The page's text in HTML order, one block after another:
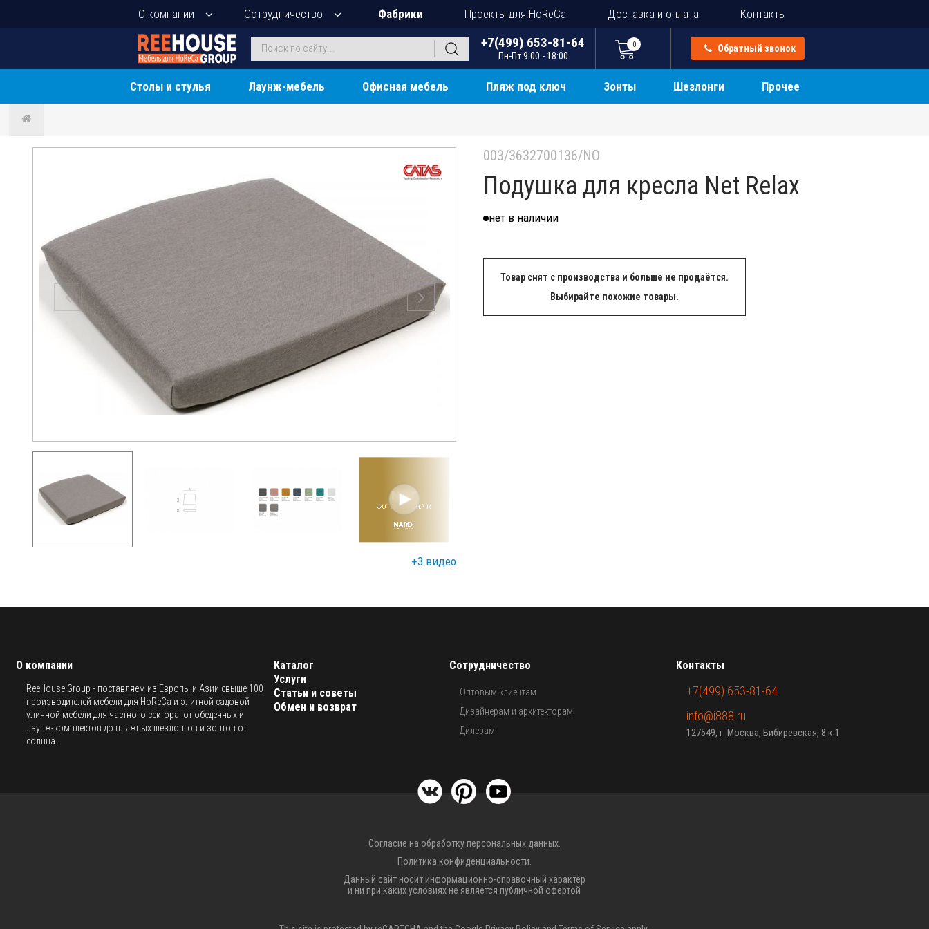
О компании Сотрудничество Фабрики Проекты для HoReCa Доставка и оплата Контакты
+7(499) 653-81-64
Пн-Пт 9:00 - 18:00
0 Обратный звонок
Столы и стулья Лаунж-мебель Офисная мебель Пляж под ключ Зонты Шезлонги Прочее
+3 видео
003/3632700136/NO
Подушка для кресла Net Relax
нет в наличии
Товар снят с производства и больше не продаётся.
Выбирайте похожие товары.
О компании
ReeHouse Group - поставляем из Европы и Азии свыше 100
производителей мебели для HoReCa и элитной садовой
уличной мебели для частного сектора: от обеденных и
лаунж-комплектов до пляжных шезлонгов и зонтов от
солнца.
Каталог
Услуги
Статьи и советы
Обмен и возврат
Сотрудничество
Оптовым клиентам
Дизайнерам и архитекторам
Дилерам
Контакты
+7(499) 653-81-64
info@i888.ru
127549, г. Москва, Бибиревская, 8 к.1
Согласие на обработку персональных данных.
Политика конфиденциальности.
Данный сайт носит информационно-справочный характер
и ни при каких условиях не является публичной офертой